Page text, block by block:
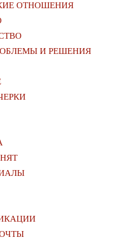
ОТНОШЕНИЯ
И РЕШЕНИЯ